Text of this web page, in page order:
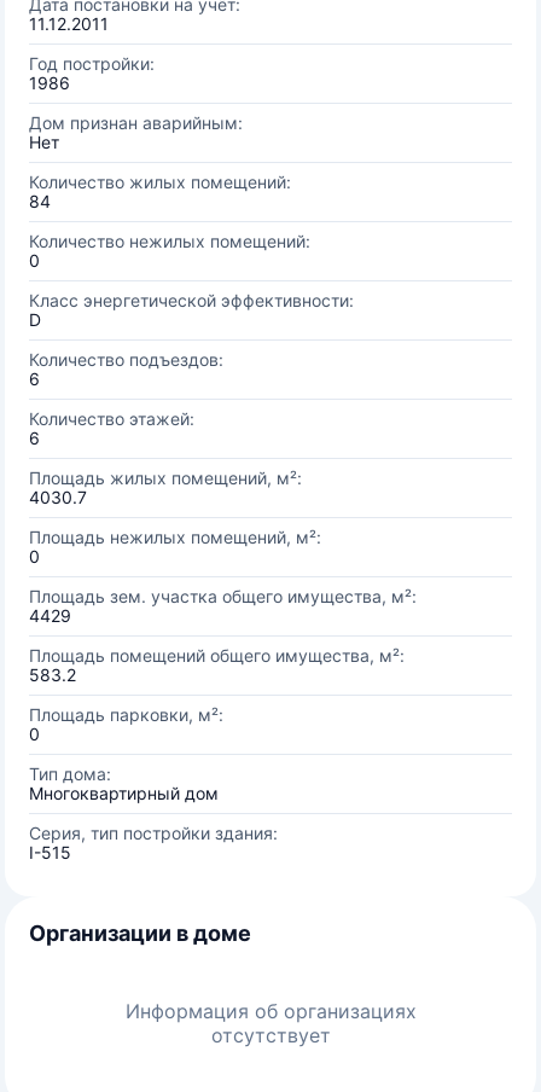
Дата постановки на учёт:
11.12.2011
Год постройки:
1986
Дом признан аварийным:
Нет
Количество жилых помещений:
84
Количество нежилых помещений:
0
Класс энергетической эффективности:
D
Количество подъездов:
6
Количество этажей:
6
Площадь жилых помещений, м²:
4030.7
Площадь нежилых помещений, м²:
0
Площадь зем. участка общего имущества, м²:
4429
Площадь помещений общего имущества, м²:
583.2
Площадь парковки, м²:
0
Тип дома:
Многоквартирный дом
Серия, тип постройки здания:
I-515
Организации в доме
Информация об организациях
отсутствует